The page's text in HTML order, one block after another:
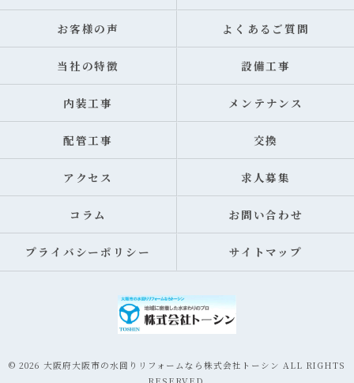
お客様の声 よくあるご質問
当社の特徴 設備工事
内装工事 メンテナンス
配管工事 交換
アクセス 求人募集
コラム お問い合わせ
プライバシーポリシー サイトマップ
© 2026 大阪府大阪市の水回りリフォームなら株式会社トーシン ALL RIGHTS